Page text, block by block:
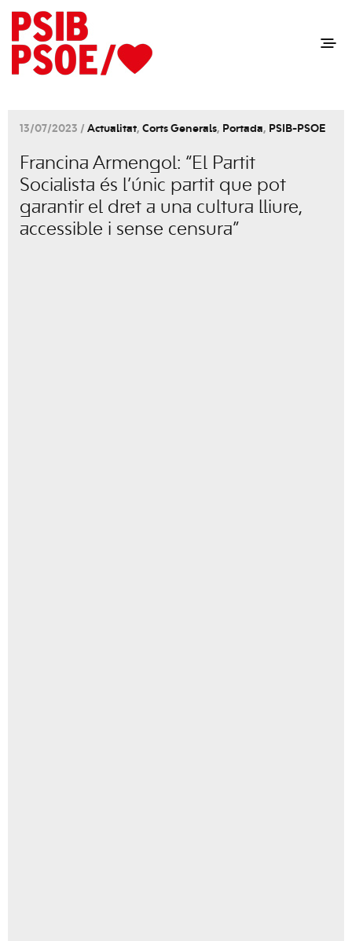
13/07/2023 / Actualitat, Corts Generals, Portada, PSIB-PSOE
Francina Armengol: “El Partit
Socialista és l’únic partit que pot
garantir el dret a una cultura lliure,
accessible i sense censura”